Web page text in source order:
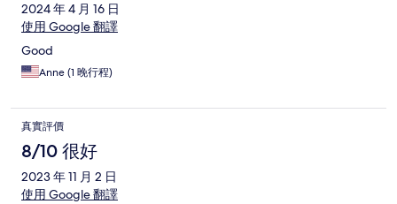
2024 年 4 月 16 日
使用 Google 翻譯
Good
Anne (1 晚行程)
真實評價
8/10 很好
2023 年 11 月 2 日
使用 Google 翻譯